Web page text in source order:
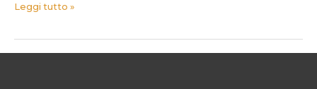
Leggi tutto »